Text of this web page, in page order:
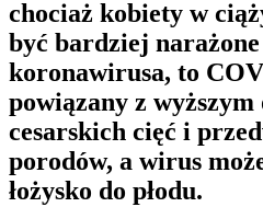
chociaż kobiety w
być bardziej
koronawirusa, to
powiązany z wyższym
cesarskich cięć i
porodów, a wirus
łożysko do płodu.